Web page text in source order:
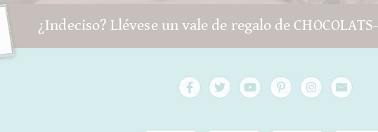
¿Indeciso? Llévese un vale de regalo de